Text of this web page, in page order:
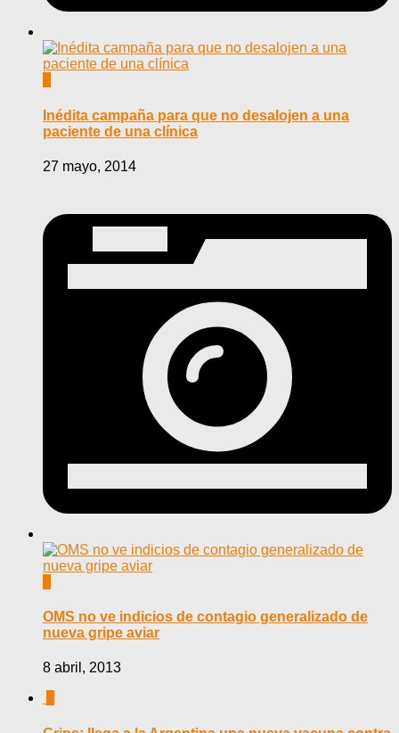
Inédita campaña para que no desalojen a una
paciente de una clínica
27 mayo, 2014
OMS no ve indicios de contagio generalizado de
nueva gripe aviar
8 abril, 2013